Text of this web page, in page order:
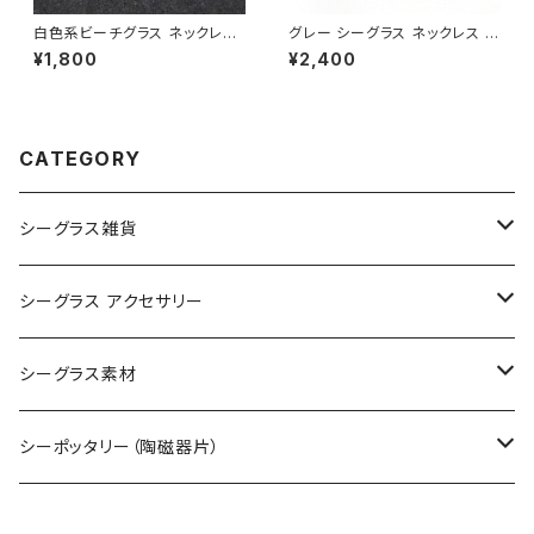
白色系ビーチグラス ネックレス
BN-92
¥1,800
グレー シーグラス ネックレス B
N-83
¥2,400
CATEGORY
シーグラス雑貨
コレクション用シーグラス
シーグラス オブジェ・置物
シーグラス アクセサリー
シーグラス ネックレス
シーグラス ペンダントヘッド（トップ）
シーグラス素材
アクセサリー用シーグラス
シーポッタリー（陶磁器片）